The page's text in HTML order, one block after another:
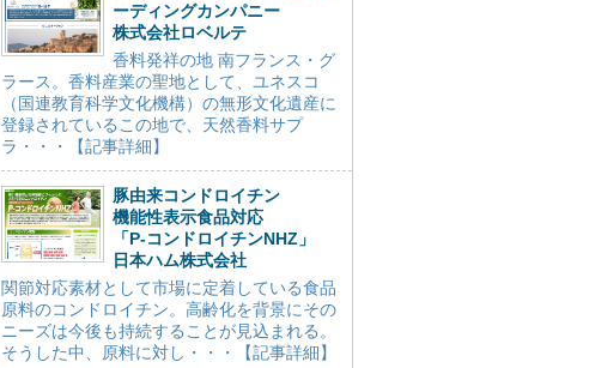
ーディングカンパニー
株式会社ロベルテ
香料発祥の地 南フランス・グ
ラース。香料産業の聖地として、ユネスコ
（国連教育科学文化機構）の無形文化遺産に
登録されているこの地で、天然香料サプ
ラ・・・【記事詳細】
豚由来コンドロイチン
機能性表示食品対応
「P-コンドロイチンNHZ」
日本ハム株式会社
関節対応素材として市場に定着している食品
原料のコンドロイチン。高齢化を背景にその
ニーズは今後も持続することが見込まれる。
そうした中、原料に対し・・・【記事詳細】